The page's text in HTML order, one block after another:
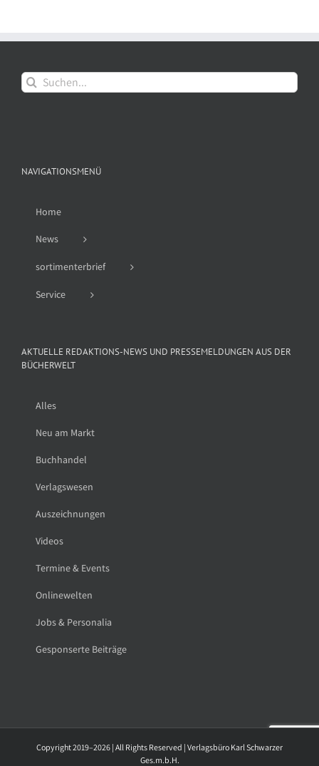
Suche
nach:
NAVIGATIONSMENÜ
Home
News
sortimenterbrief
Service
AKTUELLE REDAKTIONS-NEWS UND PRESSEMELDUNGEN AUS DER
BÜCHERWELT
Alles
Neu am Markt
Buchhandel
Verlagswesen
Auszeichnungen
Videos
Termine & Events
Onlinewelten
Jobs & Personalia
Gesponserte Beiträge
Copyright 2019–2026 | All Rights Reserved | Verlagsbüro Karl Schwarzer
Ges.m.b.H.